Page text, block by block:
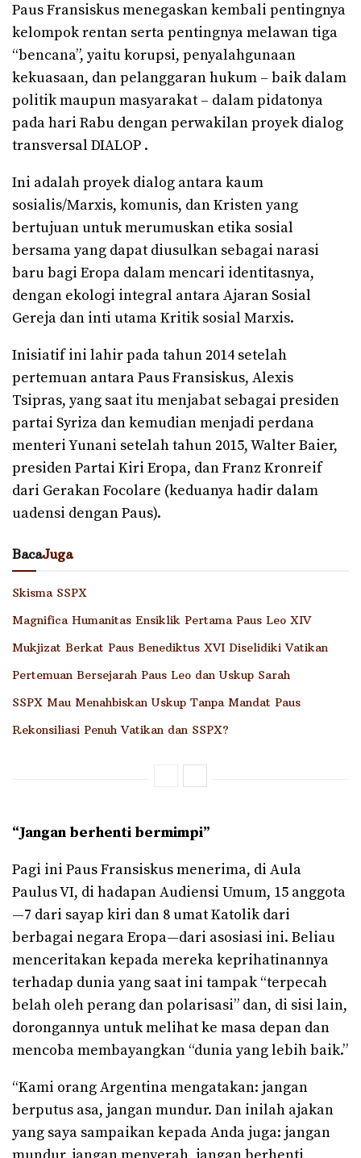
Paus Fransiskus menegaskan kembali pentingnya
kelompok rentan serta pentingnya melawan tiga
“bencana”, yaitu korupsi, penyalahgunaan
kekuasaan, dan pelanggaran hukum – baik dalam
politik maupun masyarakat – dalam pidatonya
pada hari Rabu dengan perwakilan proyek dialog
transversal DIALOP .
Ini adalah proyek dialog antara kaum
sosialis/Marxis, komunis, dan Kristen yang
bertujuan untuk merumuskan etika sosial
bersama yang dapat diusulkan sebagai narasi
baru bagi Eropa dalam mencari identitasnya,
dengan ekologi integral antara Ajaran Sosial
Gereja dan inti utama Kritik sosial Marxis.
Inisiatif ini lahir pada tahun 2014 setelah
pertemuan antara Paus Fransiskus, Alexis
Tsipras, yang saat itu menjabat sebagai presiden
partai Syriza dan kemudian menjadi perdana
menteri Yunani setelah tahun 2015, Walter Baier,
presiden Partai Kiri Eropa, dan Franz Kronreif
dari Gerakan Focolare (keduanya hadir dalam
uadensi dengan Paus).
BacaJuga
Skisma SSPX
Magnifica Humanitas Ensiklik Pertama Paus Leo XIV
Mukjizat Berkat Paus Benediktus XVI Diselidiki Vatikan
Pertemuan Bersejarah Paus Leo dan Uskup Sarah
SSPX Mau Menahbiskan Uskup Tanpa Mandat Paus
Rekonsiliasi Penuh Vatikan dan SSPX?
“Jangan berhenti bermimpi”
Pagi ini Paus Fransiskus menerima, di Aula
Paulus VI, di hadapan Audiensi Umum, 15 anggota
—7 dari sayap kiri dan 8 umat Katolik dari
berbagai negara Eropa—dari asosiasi ini. Beliau
menceritakan kepada mereka keprihatinannya
terhadap dunia yang saat ini tampak “terpecah
belah oleh perang dan polarisasi” dan, di sisi lain,
dorongannya untuk melihat ke masa depan dan
mencoba membayangkan “dunia yang lebih baik.”
“Kami orang Argentina mengatakan: jangan
berputus asa, jangan mundur. Dan inilah ajakan
yang saya sampaikan kepada Anda juga: jangan